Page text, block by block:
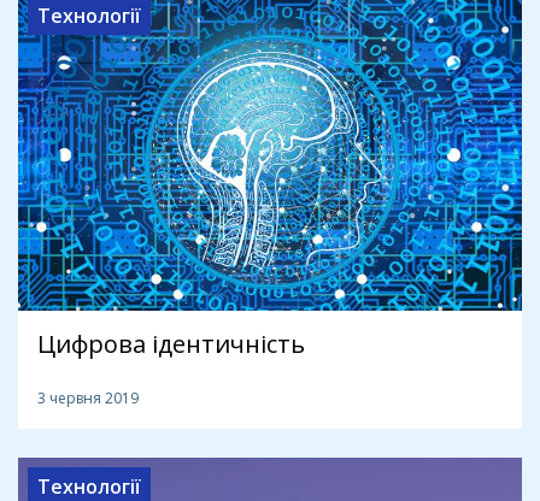
Технології
Цифрова ідентичність
3 червня 2019
Технології